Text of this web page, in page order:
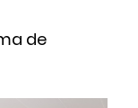
de
y 1000T,